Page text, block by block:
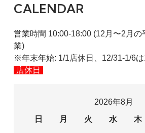
CALENDAR
営業時間 10:00-18:00 (12月〜2月の
業)
※年末年始: 1/1店休日、12/31-1/6
店休日
2026年8月
日
月 火 水 木